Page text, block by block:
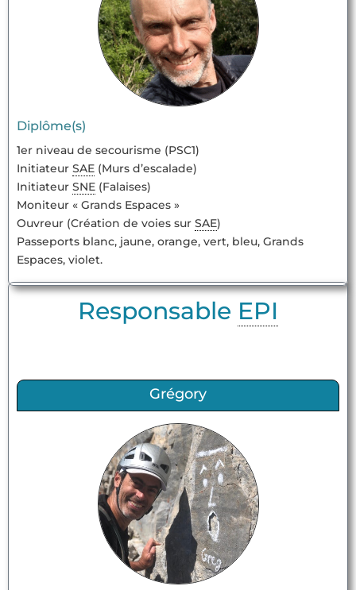
Diplôme(s)
1er niveau de secourisme (PSC1)
Initiateur SAE (Murs d’escalade)
Initiateur SNE (Falaises)
Moniteur « Grands Espaces »
Ouvreur (Création de voies sur SAE)
Passeports blanc, jaune, orange, vert, bleu, Grands
Espaces, violet.
Responsable EPI
Grégory